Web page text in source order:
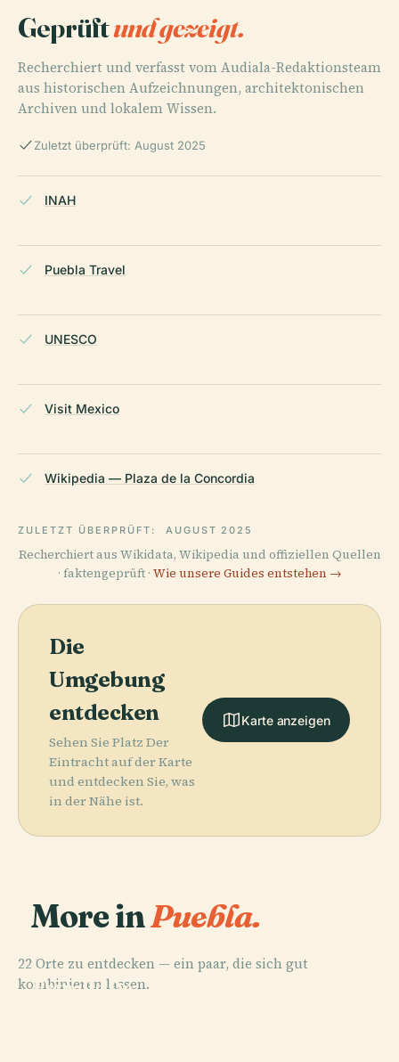
Geprüftund gezeigt.
Recherchiert und verfasst vom Audiala-Redaktionsteam
aus historischen Aufzeichnungen, architektonischen
Archiven und lokalem Wissen.
Zuletzt überprüft: August 2025
INAH
Puebla Travel
UNESCO
Visit Mexico
Wikipedia — Plaza de la Concordia
ZULETZT ÜBERPRÜFT: AUGUST 2025
Recherchiert aus Wikidata, Wikipedia und offiziellen Quellen
· faktengeprüft · Wie unsere Guides entstehen →
Die
Umgebung
entdecken
Sehen Sie Platz Der
Eintracht auf der Karte
und entdecken Sie, was
in der Nähe ist.
Karte anzeigen
More inPuebla.
22 Orte zu entdecken — ein paar, die sich gut
kombinieren lassen.
PLACE
Estrella De
PLACE